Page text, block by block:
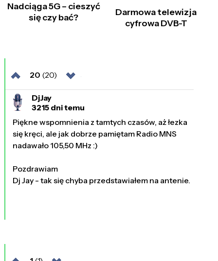
Nadciąga 5G – cieszyć
się czy bać?
Darmowa telewizja
cyfrowa DVB-T
20 (20)
DjJay
3215 dni temu
Piękne wspomnienia z tamtych czasów, aż łezka
się kręci, ale jak dobrze pamiętam Radio MNS
nadawało 105,50 MHz :)
Pozdrawiam
Dj Jay - tak się chyba przedstawiałem na antenie.